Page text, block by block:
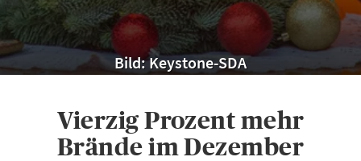
Bild: Keystone-SDA
Vierzig Prozent mehr
Brände im Dezember